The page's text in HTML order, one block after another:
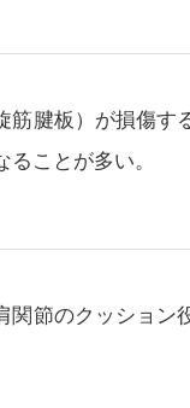
筋腱板）が損傷す
ことが多い。
関節のクッション